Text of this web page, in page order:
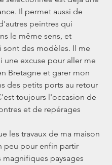
Il permet aussi de
peintres qui
le même sens, et
sont des modèles. Il me
une excuse pour aller me
Bretagne et garer mon
des petits ports au retour
toujours l'occasion de
et de repérages
les travaux de ma maison
peu pour enfin partir
magnifiques paysages